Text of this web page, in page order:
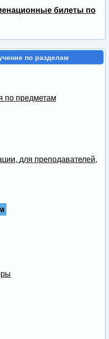
билеты по
по разделам
по предметам
для преподавателей,